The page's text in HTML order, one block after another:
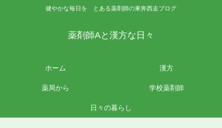
健やかな毎日を とある薬剤師の東奔西走ブログ
薬剤師Aと漢方な日々
ホーム 漢方
薬局から 学校薬剤師
日々の暮らし